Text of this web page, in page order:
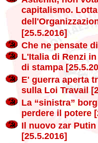
capitalismo.
[25.5.2016]
Che ne pensate
L'Italia di Renzi
di stampa
E' guerra aperta
sulla Loi Travail
La “sinistra”
perdere il potere
Il nuovo zar
[25.5.2016]